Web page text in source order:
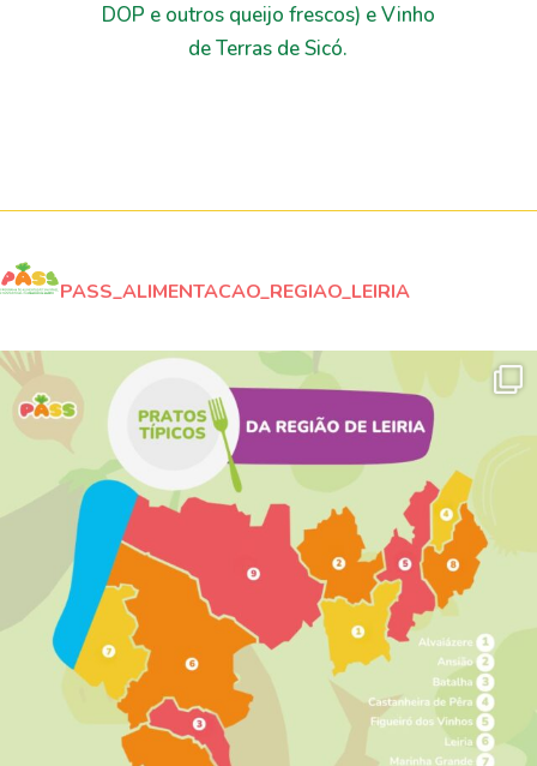
DOP e outros queijo frescos) e Vinho
de Terras de Sicó.
PASS_ALIMENTACAO_REGIAO_LEIRIA